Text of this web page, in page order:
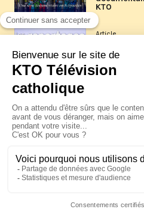
KTO
Article
Les
La visite
XIV à
jeudi 6 août
Le pape en
Pérou du 6